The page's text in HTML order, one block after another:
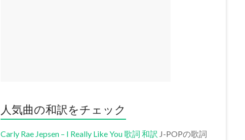
人気曲の和訳をチェック
Carly Rae Jepsen – I Really Like You 歌詞 和訳 J-POPの歌詞